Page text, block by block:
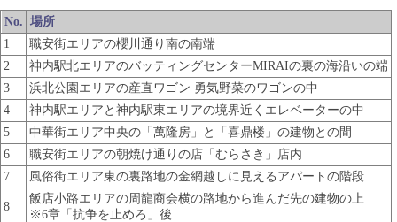
No. 場所
1
職安街エリアの櫻川通り南の南端
2
神内駅北エリアのバッティングセンターMIRAIの裏の海沿いの端
3
浜北公園エリアの産直ワゴン 勇気野菜のワゴンの中
4
神内駅エリアと神内駅東エリアの境界近くエレベーターの中
5
中華街エリア中央の「萬隆房」と「喜鼎楼」の建物との間
6
職安街エリアの朝焼け通りの店「むらさき」店内
7
風俗街エリア東の裏路地の金網越しに見えるアパートの階段
8
飯店小路エリアの周龍商会横の路地から進んだ先の建物の上
※6章「抗争を止めろ」後